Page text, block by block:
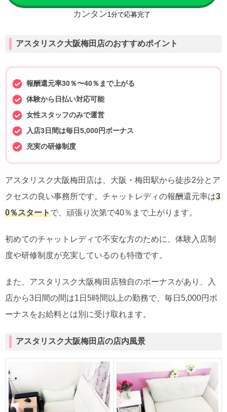
カンタン1分で応募完了
アスタリスク大阪梅田店のおすすめポイント
報酬還元率30％〜40％まで上がる
体験から日払い対応可能
女性スタッフのみで運営
入店3日間は毎日5,000円ボーナス
充実の研修制度
アスタリスク大阪梅田店は、大阪・梅田駅から徒歩2分とア
クセスの良い事務所です。チャットレディの報酬還元率は3
0％スタートで、頑張り次第で40％まで上がります。
初めてのチャットレディで不安な方のために、体験入店制
度や研修制度が充実しているのも特徴です。
また、アスタリスク大阪梅田店独自のボーナスがあり、入
店から3日間の間は1日5時間以上の勤務で、毎日5,000円ボ
ーナスをお給料とは別に受け取れます。
アスタリスク大阪梅田店の店内風景